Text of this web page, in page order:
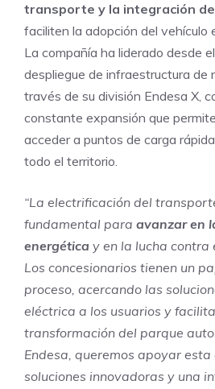
transporte y la integración
faciliten la adopción del vehículo
La compañía ha liderado desde
despliegue de infraestructura de
través de su división Endesa X,
constante expansión que
acceder a puntos de carga
todo el territorio.
“La electrificación del
fundamental para avanzar en
energética y en la lucha contra
Los concesionarios tienen un
proceso, acercando las
eléctrica a los usuarios y
transformación del parque
Endesa, queremos apoyar esta
soluciones innovadoras y una